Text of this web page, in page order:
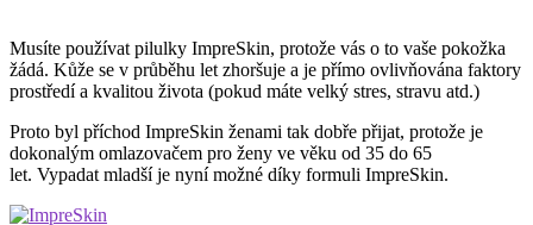
Musíte používat pilulky ImpreSkin, protože vás o to vaše pokožka
žádá. Kůže se v průběhu let zhoršuje a je přímo ovlivňována faktory
prostředí a kvalitou života (pokud máte velký stres, stravu atd.)
Proto byl příchod ImpreSkin ženami tak dobře přijat, protože je
dokonalým omlazovačem pro ženy ve věku od 35 do 65
let. Vypadat mladší je nyní možné díky formuli ImpreSkin.